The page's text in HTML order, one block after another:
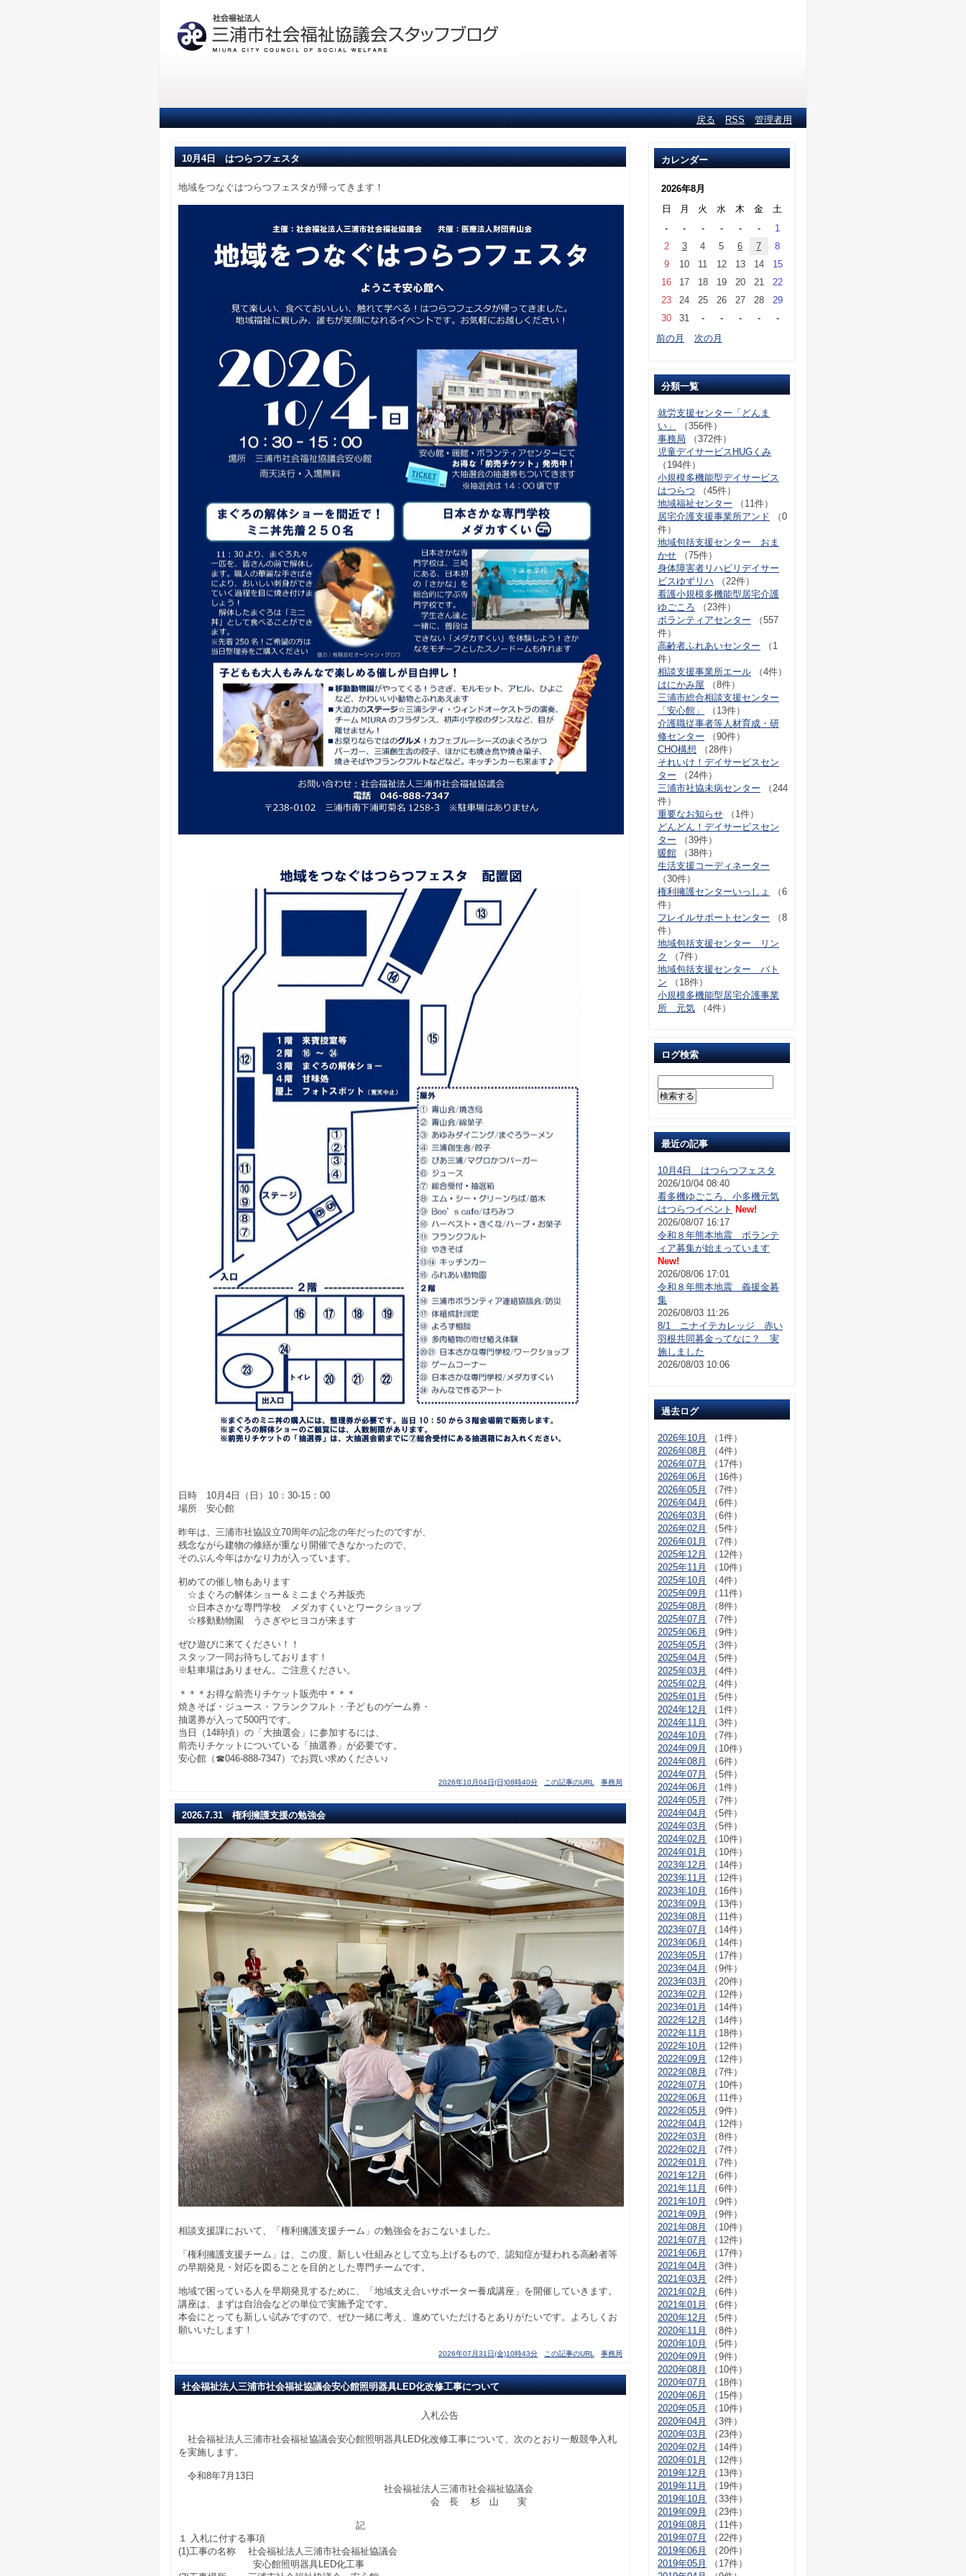
戻る RSS 管理者用
10月4日 はつらつフェスタ
地域をつなぐはつらつフェスタが帰ってきます！
日時 10月4日（日）10：30-15：00
場所 安心館
昨年は、三浦市社協設立70周年の記念の年だったのですが、
残念ながら建物の修繕が重なり開催できなかったので、
そのぶん今年はかなり力が入っています。
初めての催し物もあります
☆まぐろの解体ショー＆ミニまぐろ丼販売
☆日本さかな専門学校 メダカすくいとワークショップ
☆移動動物園 うさぎやヒヨコが来ます
ぜひ遊びに来てください！！
スタッフ一同お待ちしております！
※駐車場はありません。ご注意ください。
＊＊＊お得な前売りチケット販売中＊＊＊
焼きそば・ジュース・フランクフルト・子どものゲーム券・
抽選券が入って500円です。
当日（14時頃）の「大抽選会」に参加するには、
前売りチケットについている「抽選券」が必要です。
安心館（☎046-888-7347）でお買い求めください♪
2026年10月04日(日)08時40分 この記事のURL 事務局
2026.7.31 権利擁護支援の勉強会
相談支援課において、「権利擁護支援チーム」の勉強会をおこないました。
「権利擁護支援チーム」は、この度、新しい仕組みとして立ち上げるもので、認知症が疑われる高齢者等
の早期発見・対応を図ることを目的とした専門チームです。
地域で困っている人を早期発見するために、「地域支え合いサポーター養成講座」を開催していきます。
講座は、まずは自治会などの単位で実施予定です。
本会にとっても新しい試みですので、ぜひ一緒に考え、進めていただけるとありがたいです。よろしくお
願いいたします！
2026年07月31日(金)10時43分 この記事のURL 事務局
社会福祉法人三浦市社会福祉協議会安心館照明器具LED化改修工事について
入札公告
社会福祉法人三浦市社会福祉協議会安心館照明器具LED化改修工事について、次のとおり一般競争入札
を実施します。
令和8年7月13日
社会福祉法人三浦市社会福祉協議会
会 長 杉 山 実
記
１ 入札に付する事項
(1)工事の名称 社会福祉法人三浦市社会福祉協議会
安心館照明器具LED化工事
カレンダー
2026年8月
日
月 火 水 木 金
土
-
- - - - -
1
2
3 4 5 6 7
8
9
10 11 12 13 14
15
16
17 18 19 20 21
22
23
24 25 26 27 28
29
30
31 - - - -
-
前の月
次の月
分類一覧
就労支援センター「どんま
い」
（356件）
事務局 （372件）
児童デイサービスHUGくみ
（194件）
小規模多機能型デイサービス
はつらつ （45件）
地域福祉センター （11件）
居宅介護支援事業所アンド （0
件）
地域包括支援センター おま
かせ （75件）
身体障害者リハビリデイサー
ビスゆずリハ （22件）
看護小規模多機能型居宅介護
ゆごころ （23件）
ボランティアセンター （557
件）
高齢者ふれあいセンター （1
件）
相談支援事業所エール （4件）
はにかみ屋 （8件）
三浦市総合相談支援センター
「安心館」
（13件）
介護職従事者等人材育成・研
修センター （90件）
CHO構想 （28件）
それいけ！デイサービスセン
ター （24件）
三浦市社協未病センター （244
件）
重要なお知らせ （1件）
どんどん！デイサービスセン
ター （39件）
暖館 （38件）
生活支援コーディネーター
（30件）
権利擁護センターいっしょ
（6
件）
フレイルサポートセンター （8
件）
地域包括支援センター リン
ク
（7件）
地域包括支援センター バト
ン （18件）
小規模多機能型居宅介護事業
所 元気 （4件）
ログ検索
最近の記事
10月4日 はつらつフェスタ
2026/10/04 08:40
看多機ゆごころ、小多機元気
はつらつイベント New!
2026/08/07 16:17
令和８年熊本地震 ボランテ
ィア募集が始まっています
New!
2026/08/06 17:01
令和８年熊本地震 義援金募
集
2026/08/03 11:26
8/1 ニナイテカレッジ 赤い
羽根共同募金ってなに？ 実
施しました
2026/08/03 10:06
過去ログ
2026年10月
（1件）
2026年08月
（4件）
2026年07月
（17件）
2026年06月
（16件）
2026年05月
（7件）
2026年04月
（6件）
2026年03月
（6件）
2026年02月
（5件）
2026年01月
（7件）
2025年12月
（12件）
2025年11月
（10件）
2025年10月
（4件）
2025年09月
（11件）
2025年08月
（8件）
2025年07月
（7件）
2025年06月
（9件）
2025年05月
（3件）
2025年04月
（5件）
2025年03月
（4件）
2025年02月
（4件）
2025年01月
（5件）
2024年12月
（1件）
2024年11月
（3件）
2024年10月
（7件）
2024年09月
（10件）
2024年08月
（6件）
2024年07月
（5件）
2024年06月
（1件）
2024年05月
（7件）
2024年04月
（5件）
2024年03月
（5件）
2024年02月
（10件）
2024年01月
（10件）
2023年12月
（14件）
2023年11月
（12件）
2023年10月
（16件）
2023年09月
（13件）
2023年08月
（11件）
2023年07月
（14件）
2023年06月
（14件）
2023年05月
（17件）
2023年04月
（9件）
2023年03月
（20件）
2023年02月
（12件）
2023年01月
（14件）
2022年12月
（14件）
2022年11月
（18件）
2022年10月
（12件）
2022年09月
（12件）
2022年08月
（7件）
2022年07月
（10件）
2022年06月
（11件）
2022年05月
（9件）
2022年04月
（12件）
2022年03月
（8件）
2022年02月
（7件）
2022年01月
（7件）
2021年12月
（6件）
2021年11月
（6件）
2021年10月
（9件）
2021年09月
（9件）
2021年08月
（10件）
2021年07月
（12件）
2021年06月
（17件）
2021年04月
（3件）
2021年03月
（2件）
2021年02月
（6件）
2021年01月
（6件）
2020年12月
（5件）
2020年11月
（8件）
2020年10月
（5件）
2020年09月
（9件）
2020年08月
（10件）
2020年07月
（18件）
2020年06月
（15件）
2020年05月
（10件）
2020年04月
（3件）
2020年03月
（23件）
2020年02月
（14件）
2020年01月
（12件）
2019年12月
（13件）
2019年11月
（19件）
2019年10月
（33件）
2019年09月
（23件）
2019年08月
（11件）
2019年07月
（22件）
2019年06月
（20件）
2019年05月
（17件）